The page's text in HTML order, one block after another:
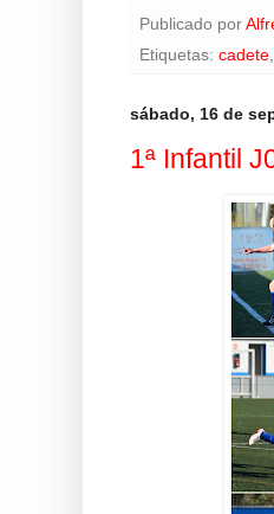
Publicado por
Etiquetas: cadete,
sábado, 16 de
1ª Infantil